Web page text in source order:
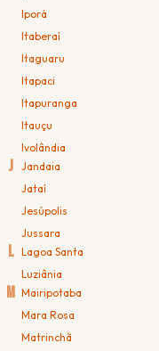
Iporá
Itaberaí
Itaguaru
Itapaci
Itapuranga
Itauçu
Ivolândia
J Jandaia
Jataí
Jesúpolis
Jussara
L Lagoa Santa
Luziânia
M Mairipotaba
Mara Rosa
Matrinchã